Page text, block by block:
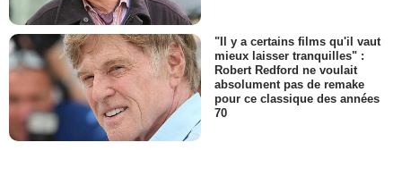
"Il y a certains films qu'il vaut
mieux laisser tranquilles" :
Robert Redford ne voulait
absolument pas de remake
pour ce classique des années
70